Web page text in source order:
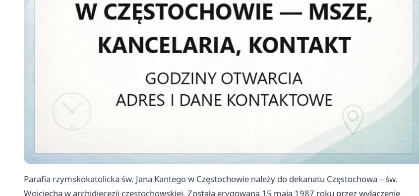
Parafia rzymskokatolicka św. Jana Kantego w Częstochowie należy do dekanatu Częstochowa – św.
Wojciecha w archidiecezji częstochowskiej. Została erygowana 15 maja 1987 roku przez wyłączenie